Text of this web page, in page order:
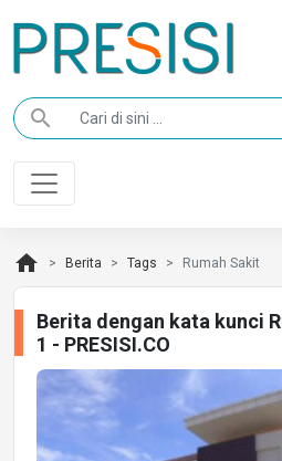
search
home Berita Tags Rumah Sakit
Berita dengan kata kunci
1 - PRESISI.CO